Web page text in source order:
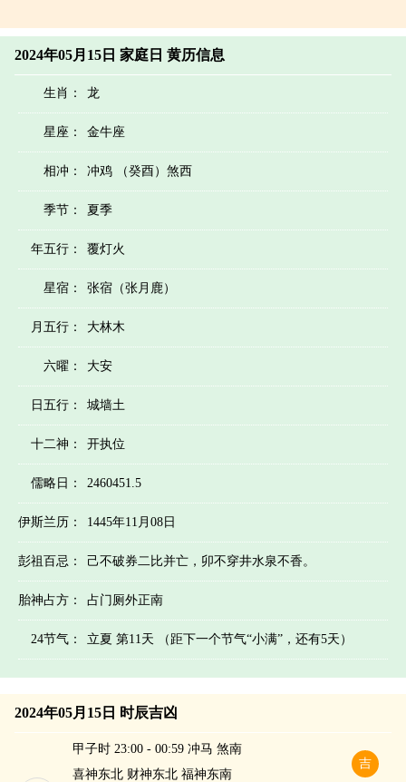
2024年05月15日 家庭日 黄历信息
生肖： 龙
星座： 金牛座
相冲： 冲鸡 （癸酉）煞西
季节： 夏季
年五行： 覆灯火
星宿： 张宿（张月鹿）
月五行： 大林木
六曜： 大安
日五行： 城墙土
十二神： 开执位
儒略日： 2460451.5
伊斯兰历： 1445年11月08日
彭祖百忌： 己不破券二比并亡，卯不穿井水泉不香。
胎神占方： 占门厕外正南
24节气： 立夏 第11天 （距下一个节气“小满”，还有5天）
2024年05月15日 时辰吉凶
吉
甲子时 23:00 - 00:59 冲马 煞南
喜神东北 财神东北 福神东南